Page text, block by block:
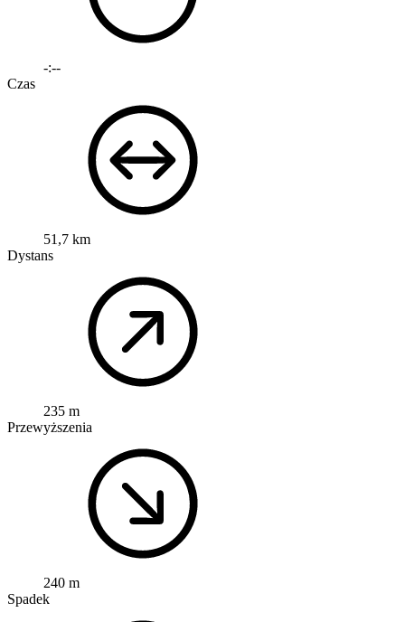
-:--
Czas
51,7 km
Dystans
235 m
Przewyższenia
240 m
Spadek